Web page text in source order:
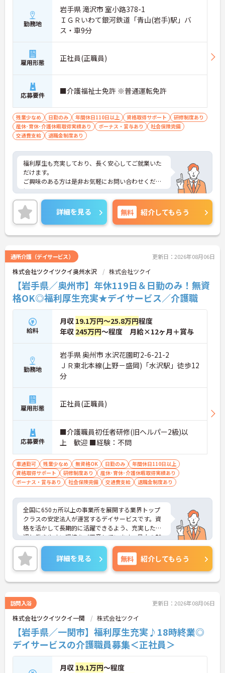
勤務地
岩手県 滝沢市 室小路378-1
ＩＧＲいわて銀河鉄道「青山(岩手)駅」バ
ス・車9分
雇用形態 正社員(正職員)
応募要件 ■介護福祉士免許 ※普通運転免許
残業少なめ 日勤のみ 年間休日110日以上 資格取得サポート
研修制度あり
産休･育休･介護休暇取得実績あり
ボーナス・賞与あり
社会保険完備
交通費支給
退職金制度あり
福利厚生も充実しており、長く安心してご就業いた
だけます。
ご興味のある方は是非お気軽にお問い合わせくださ
い。
詳細を見る 無料 紹介してもらう
通所介護（デイサービス） 更新日：2026年08月06日
株式会社ツクイツクイ奥州水沢 株式会社ツクイ
【岩手県／奥州市】年休119日＆日勤のみ！無資
格OK◎福利厚生充実★デイサービス／介護職
給料
月収 19.1万円～25.8万円程度
年収 245万円～程度 月給×12ヶ月＋賞与
勤務地
岩手県 奥州市 水沢花園町2-6-21-2
ＪＲ東北本線(上野－盛岡)「水沢駅」徒歩12
分
雇用形態 正社員(正職員)
応募要件
■介護職員初任者研修(旧ヘルパー2級)以
上 歓迎 ■経験：不問
車通勤可 残業少なめ 無資格OK 日勤のみ
年間休日110日以上
資格取得サポート
研修制度あり
産休･育休･介護休暇取得実績あり
ボーナス・賞与あり
社会保険完備 交通費支給 退職金制度あり
全国に650ヵ所以上の事業所を展開する業界トップ
クラスの安定法人が運営するデイサービスです。資
格を活かして長期的に活躍できるよう、充実した待
遇と働きやすい環境をご用意しています。最大の魅
力は夜勤なしの日勤のみで年間休日は119日しっか
り確保できる点にあります。毎月付与されるリフレ
ッシュ休暇を利用して連休の取得も可能です。ま
た、子育てサポート企業として「くるみん認定」を
取得しており、こども休暇や充実した扶養手当など
入社後1年間は専用のチューターがつき手厚くフォ
ローするため、新しい環境への不安を軽減できま
す。最大185万円の賞与支給の実績や、宿泊費補助
等の独自の福利厚生制度も備わっており、有資格者
の方がご自身の個性を大切にしながらやりがいを持
って働き続けられるおすすめの職場です。
★おすすめPOINT★
詳細を見る 無料 紹介してもらう
訪問入浴 更新日：2026年08月06日
株式会社ツクイツクイ一関 株式会社ツクイ
【岩手県／一関市】福利厚生充実♪18時終業◎
デイサービスの介護職員募集＜正社員＞
月収 19.1万円～程度